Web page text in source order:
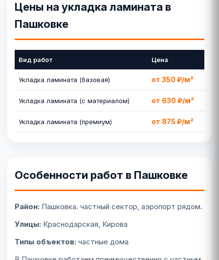
Цены на укладка ламината в
Пашковке
Вид работ Цена
Укладка ламината (базовая) от 350 ₽/м²
Укладка ламината (с материалом) от 630 ₽/м²
Укладка ламината (премиум) от 875 ₽/м²
Особенности работ в Пашковке
Район: Пашковка. частный сектор, аэропорт рядом.
Улицы: Краснодарская, Кирова
Типы объектов: частные дома